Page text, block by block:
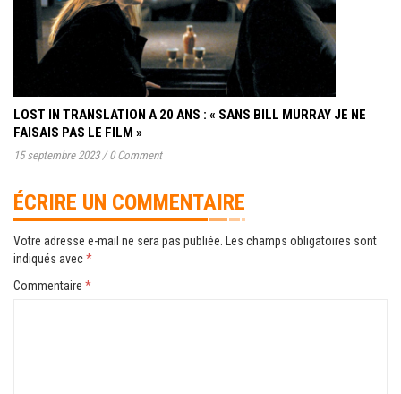
LOST IN TRANSLATION A 20 ANS : « SANS BILL MURRAY JE NE
FAISAIS PAS LE FILM »
15 septembre 2023 / 0 Comment
ÉCRIRE UN COMMENTAIRE
Votre adresse e-mail ne sera pas publiée.
Les champs obligatoires sont
indiqués avec*
Commentaire *